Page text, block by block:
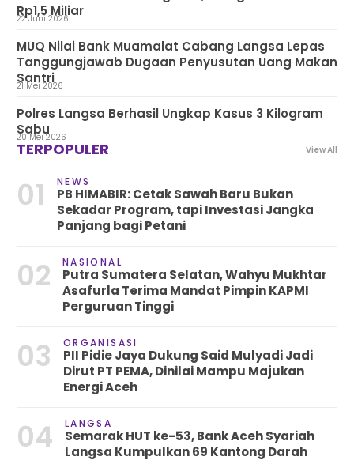
Rp1,5 Miliar
22 Juni 2026
MUQ Nilai Bank Muamalat Cabang Langsa Lepas
Tanggungjawab Dugaan Penyusutan Uang Makan
Santri
21 Mei 2026
Polres Langsa Berhasil Ungkap Kasus 3 Kilogram
Sabu20 Mei 2026
TERPOPULER View All
01 NEWS
PB HIMABIR: Cetak Sawah Baru Bukan
Sekadar Program, tapi Investasi Jangka
Panjang bagi Petani
02 NASIONAL
Putra Sumatera Selatan, Wahyu Mukhtar
Asafurla Terima Mandat Pimpin KAPMI
Perguruan Tinggi
03 ORGANISASI
PII Pidie Jaya Dukung Said Mulyadi Jadi
Dirut PT PEMA, Dinilai Mampu Majukan
Energi Aceh
04 LANGSA
Semarak HUT ke-53, Bank Aceh Syariah
Langsa Kumpulkan 69 Kantong Darah